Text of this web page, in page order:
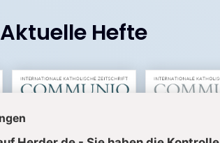
Aktuelle Hefte